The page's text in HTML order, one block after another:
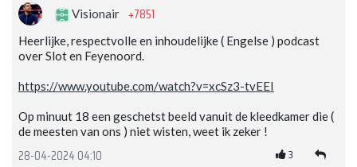
Visionair +7851
Heerlijke, respectvolle en inhoudelijke ( Engelse ) podcast
over Slot en Feyenoord.
https://www.youtube.com/watch?v=xcSz3-tvEEI
Op minuut 18 een geschetst beeld vanuit de kleedkamer die (
de meesten van ons ) niet wisten, weet ik zeker !
28-04-2024 04:10 3